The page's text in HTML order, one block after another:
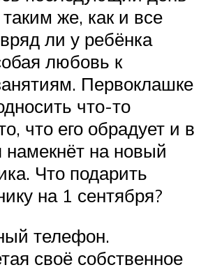
же, как и все
ли у ребёнка
любовь к
Первоклашке
что-то
что его обрадует и в
на новый
Что подарить
на 1 сентября?
телефон.
своё собственное